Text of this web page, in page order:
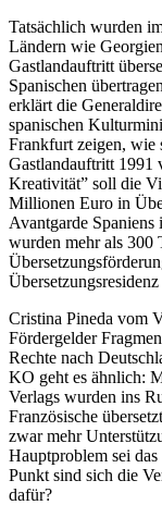
Tatsächlich wurden
Ländern wie
Gastlandauftritt
Spanischen
erklärt die
spanischen
Frankfurt zeigen, wie
Gastlandauftritt 1991
Kreativität” soll die
Millionen Euro in
Avantgarde
wurden mehr als 300
Cristina Pineda vom
Fördergelder
Rechte nach
KO geht es ähnlich:
Verlags wurden ins
Französische
zwar mehr
Hauptproblem sei
Punkt sind sich die
dafür?